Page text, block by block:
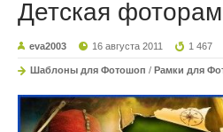
Детская
eva2003 16 августа 2011 1 467
Шаблоны для Фотошоп / Рамки для